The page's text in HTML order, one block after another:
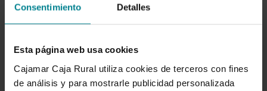
Consentimiento Detalles
Esta página web usa cookies
Cajamar Caja Rural utiliza cookies de terceros con fines
de análisis y para mostrarle publicidad personalizada
como mosaicos que quedan a la vista tanto en la
oficina bancaria como en las plantas superiores.